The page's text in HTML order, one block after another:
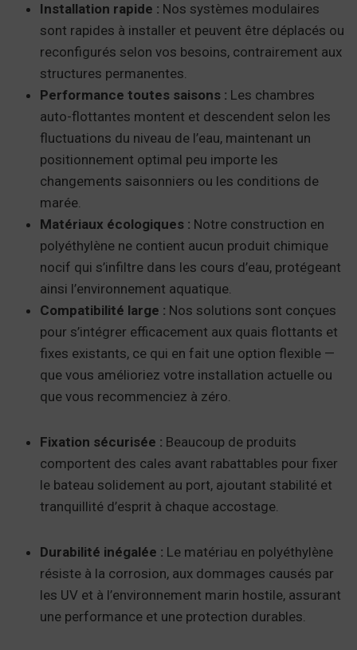
Installation rapide : Nos systèmes modulaires
sont rapides à installer et peuvent être déplacés ou
reconfigurés selon vos besoins, contrairement aux
structures permanentes.
Performance toutes saisons : Les chambres
auto-flottantes montent et descendent selon les
fluctuations du niveau de l’eau, maintenant un
positionnement optimal peu importe les
changements saisonniers ou les conditions de
marée.
Matériaux écologiques : Notre construction en
polyéthylène ne contient aucun produit chimique
nocif qui s’infiltre dans les cours d’eau, protégeant
ainsi l’environnement aquatique.
Compatibilité large : Nos solutions sont conçues
pour s’intégrer efficacement aux quais flottants et
fixes existants, ce qui en fait une option flexible —
que vous amélioriez votre installation actuelle ou
que vous recommenciez à zéro.
Fixation sécurisée : Beaucoup de produits
comportent des cales avant rabattables pour fixer
le bateau solidement au port, ajoutant stabilité et
tranquillité d’esprit à chaque accostage.
Durabilité inégalée : Le matériau en polyéthylène
résiste à la corrosion, aux dommages causés par
les UV et à l’environnement marin hostile, assurant
une performance et une protection durables.